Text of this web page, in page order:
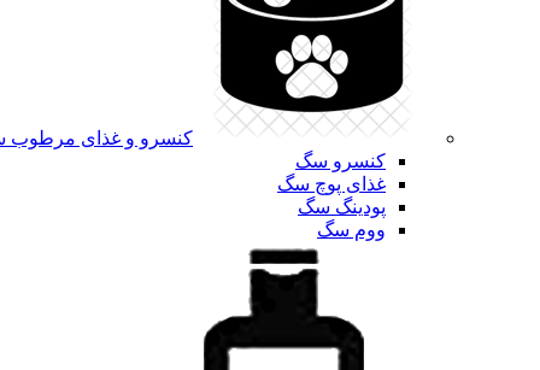
کنسرو و غذای
کنسرو سگ
غذای پوچ سگ
پودینگ سگ
ووم سگ